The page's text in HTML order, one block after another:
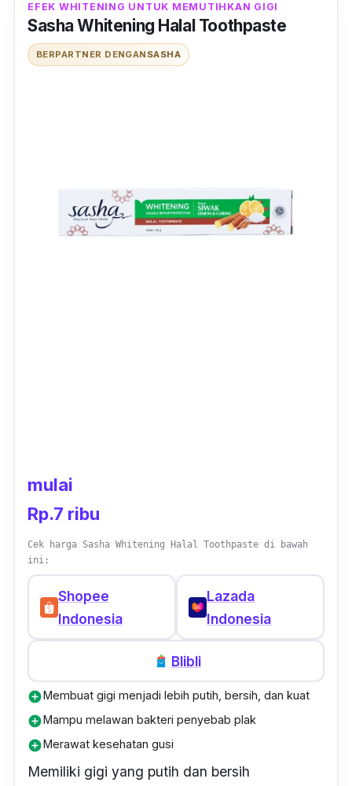
EFEK WHITENING UNTUK MEMUTIHKAN GIGI
Sasha Whitening Halal Toothpaste
BERPARTNER DENGAN SASHA
mulai
Rp.7 ribu
Cek harga Sasha Whitening Halal Toothpaste di bawah
ini:
Shopee
Indonesia
Lazada
Indonesia
Blibli
add_circleMembuat gigi menjadi lebih putih, bersih, dan kuat
add_circleMampu melawan bakteri penyebab plak
add_circleMerawat kesehatan gusi
Memiliki gigi yang putih dan bersih